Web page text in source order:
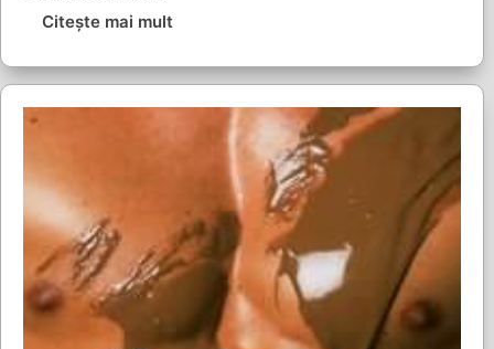
Citește mai mult
Culinaria
periplu